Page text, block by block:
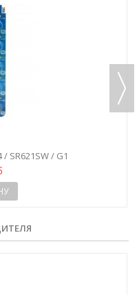
SR621SW / G1